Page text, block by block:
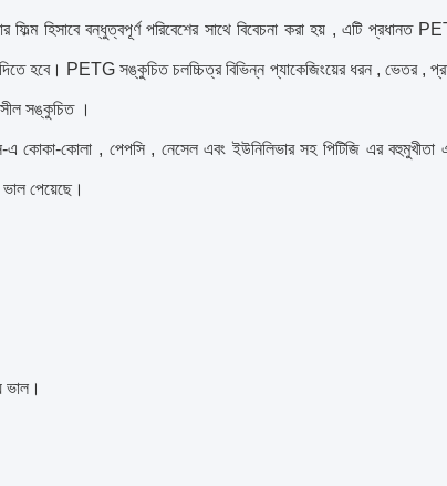
ফিল্ম হিসাবে বন্ধুত্বপূর্ণ পরিবেশের সাথে বিবেচনা করা হয় , এটি প্রধানত
হবে। PETG সঙ্কুচিত চলচ্চিত্র বিভিন্ন প্যাকেজিংয়ের ধরন , ভেতর ,
সঙ্কুচিত ।
এ কোকা-কোলা , পেপসি , নেসেল এবং ইউনিলিভার সহ পিটিজি এর বহুমুখীতা
ভাল পেয়েছে।
ভাল।